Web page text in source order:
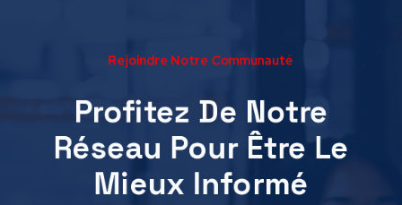
Rejoindre Notre Communauté
Profitez De Notre
Réseau Pour Être Le
Mieux Informé